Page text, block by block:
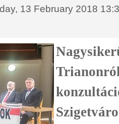
13 February 2018